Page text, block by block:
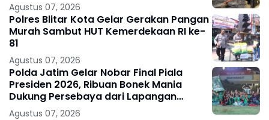
Agustus 07, 2026
Polres Blitar Kota Gelar Gerakan Pangan
Murah Sambut HUT Kemerdekaan RI ke-
81
Agustus 07, 2026
Polda Jatim Gelar Nobar Final Piala
Presiden 2026, Ribuan Bonek Mania
Dukung Persebaya dari Lapangan
Mapolda
Agustus 07, 2026